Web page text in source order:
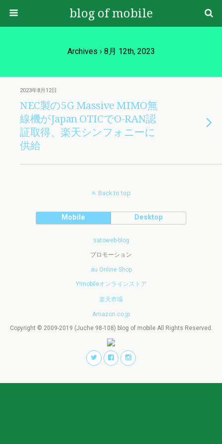
blog of mobile
Archives › 8月 12th, 2023
2023年8月12日
NEC製の5G Massive MIMO無
線機がJapan OTICでO-RAN認
証取得、楽天シンフォニーに
供給
Back to top
Mobile Desktop
satoweb-blog
プロモーション
au Online Shop
Y!mobileオンラインストア
楽天市場
Amazon.co.jp
Copyright © 2009-2019 (Juche 98-108) blog of mobile All Rights Reserved.